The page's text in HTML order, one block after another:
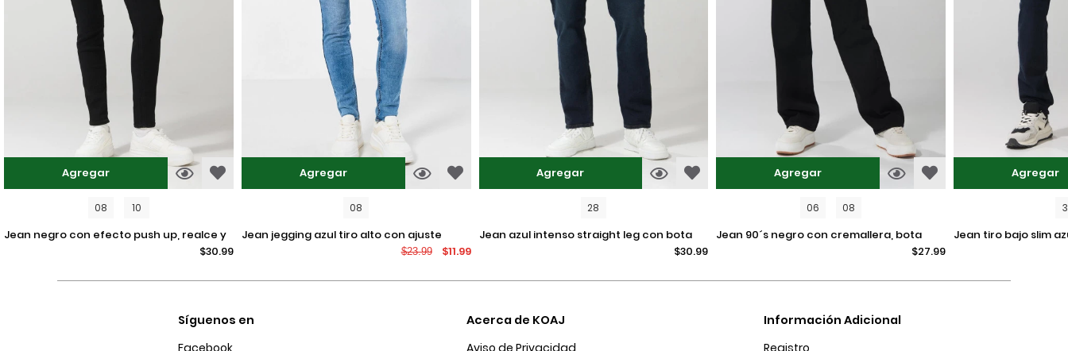
Agregar
08 10
jean negro con efecto push up, realce y
$30.99
Agregar
08
jean jegging azul tiro alto con ajuste
$23.99 $11.99
Agregar
28
jean azul intenso straight leg con bota
$30.99
Agregar
06 08
jean 90´s negro con cremallera, bota
$27.99
Agregar
jean tiro bajo slim azul intenso ajustado
Síguenos en
Acerca de KOAJ
Información Adicional